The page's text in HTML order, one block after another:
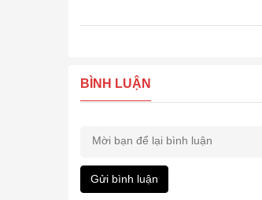
BÌNH LUẬN
Gửi bình luận